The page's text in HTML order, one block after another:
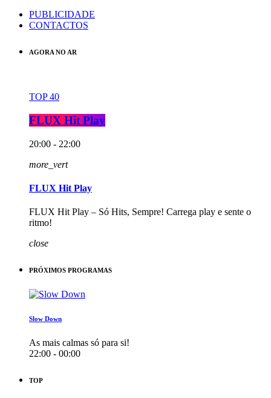
PUBLICIDADE
CONTACTOS
AGORA NO AR
TOP 40
FLUX Hit Play
20:00 - 22:00
more_vert
FLUX Hit Play
FLUX Hit Play – Só Hits, Sempre! Carrega play e sente o
ritmo!
close
PRÓXIMOS PROGRAMAS
Slow Down
As mais calmas só para si!
22:00 - 00:00
TOP